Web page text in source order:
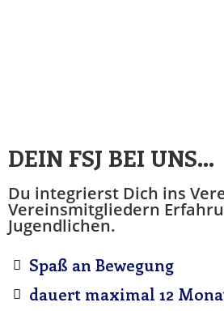
DEIN FSJ BEI UNS...
Du integrierst Dich ins
Vereinsmitgliedern
Jugendlichen.
Spaß an Bewegung
dauert maximal 12